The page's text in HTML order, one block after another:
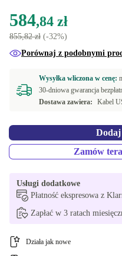
584,84 zł
855,82 zł (-32%)
Porównaj z podobnymi
Wysyłka wliczona w cenę:
30-dniowa gwarancja
Dostawa zawiera:
Kabel
Dodaj
Zamów
Usługi dodatkowe
Płatność ekspresowa z
Zapłać w 3 ratach
Działa jak nowe